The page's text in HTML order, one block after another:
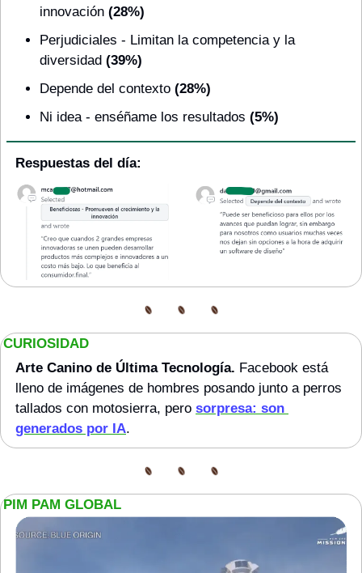
innovación (28%)
Perjudiciales - Limitan la competencia y la
diversidad (39%)
Depende del contexto (28%)
Ni idea - enséñame los resultados (5%)
Respuestas del día:
CURIOSIDAD
Arte Canino de Última Tecnología. Facebook está
lleno de imágenes de hombres posando junto a perros
tallados con motosierra, pero sorpresa: son
generados por IA.
PIM PAM GLOBAL